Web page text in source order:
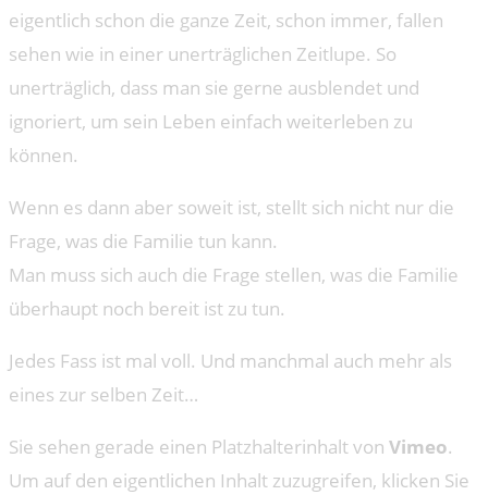
eigentlich schon die ganze Zeit, schon immer, fallen
sehen wie in einer unerträglichen Zeitlupe. So
unerträglich, dass man sie gerne ausblendet und
ignoriert, um sein Leben einfach weiterleben zu
können.
Wenn es dann aber soweit ist, stellt sich nicht nur die
Frage, was die Familie tun kann.
Man muss sich auch die Frage stellen, was die Familie
überhaupt noch bereit ist zu tun.
Jedes Fass ist mal voll. Und manchmal auch mehr als
eines zur selben Zeit…
Sie sehen gerade einen Platzhalterinhalt von Vimeo.
Um auf den eigentlichen Inhalt zuzugreifen, klicken Sie